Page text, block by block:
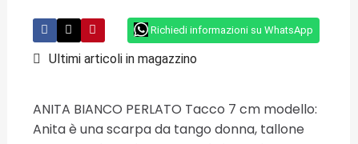
Richiedi informazioni su WhatsApp
Ultimi articoli in magazzino
ANITA BIANCO PERLATO Tacco 7 cm modello:
Anita è una scarpa da tango donna, tallone